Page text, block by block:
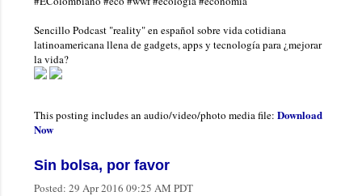
Sencillo Podcast "reality" en español sobre vida cotidiana
latinoamericana llena de gadgets, apps y tecnología para ¿mejorar
la vida?
This posting includes an audio/video/photo media file: Download
Now
Sin bolsa, por favor
Posted: 29 Apr 2016 09:25 AM PDT